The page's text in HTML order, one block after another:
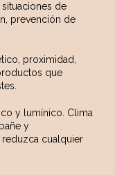
de
prevención de
proximidad,
que
y lumínico. Clima
y
cualquier